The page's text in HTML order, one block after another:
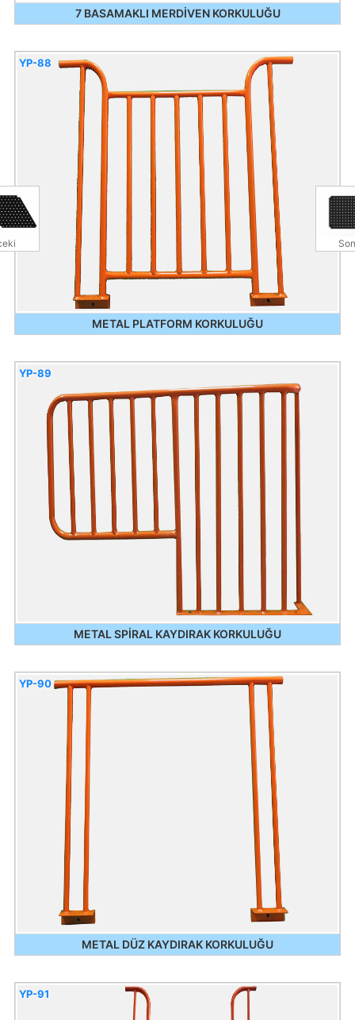
7 BASAMAKLI MERDİVEN KORKULUĞU
METAL PLATFORM KORKULUĞU
YP-88
METAL SPİRAL KAYDIRAK KORKULUĞU
YP-89
METAL DÜZ KAYDIRAK KORKULUĞU
YP-90
YP-91